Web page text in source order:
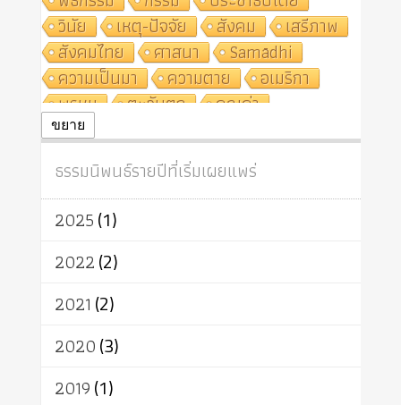
วินัย
เหตุ-ปัจจัย สังคม
เสรีภาพ
สังคมไทย
ศาสนา
Samādhi
ความเป็นมา
ความตาย
อเมริกา
พรหม
ตะวันตก
คุณค่า
ปฏิจจสมุปบาท
ศาสนาประจำชาติ
อินเดีย
ผู้บริโภค
ธรรมาธิปไตย
จักร
การแยกรัฐกับศาสนา
ธรรมชาติ
เทคโนโลยี
สิทธิ
พุทธบริษัท
อัตถะ
เทวดา
ขยาย
ธรรมนิพนธ์รายปีที่เริ่มเผยแพร่
2025(1)
2022(2)
2021 (2)
2020(3)
2019(1)